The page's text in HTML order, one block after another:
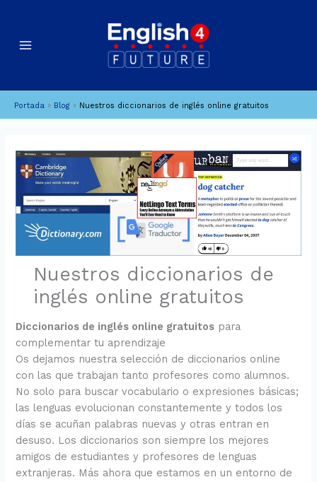
contenido
Portada » Blog » Nuestros diccionarios de inglés online gratuitos
Nuestros diccionarios de
inglés online gratuitos
Diccionarios de inglés online gratuitos para
complementar tu aprendizaje
Os dejamos nuestra selección de diccionarios online
con las que trabajan tanto profesores como alumnos.
No solo para buscar vocabulario o expresiones básicas;
las lenguas evolucionan constantemente y todos los
días se acuñan palabras nuevas y otras entran en
desuso. Los diccionarios son siempre los mejores
amigos de estudiantes y profesores de lenguas
extranjeras. Más ahora que estamos en un entorno de
a
i